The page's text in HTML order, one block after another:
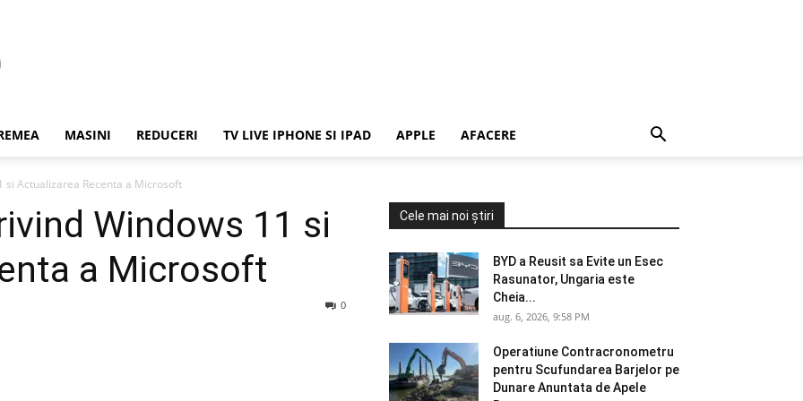
MASINI REDUCERI TV LIVE IPHONE SI IPAD APPLE AFACERE
si Actualizarea Recenta a Microsoft
Windows 11 si
a Microsoft
0
Cele mai noi știri
BYD a Reusit sa Evite un Esec
Rasunator, Ungaria este
Cheia...
aug. 6, 2026, 9:58 PM
Operatiune Contracronometru
pentru Scufundarea Barjelor pe
Dunare Anuntata de Apele